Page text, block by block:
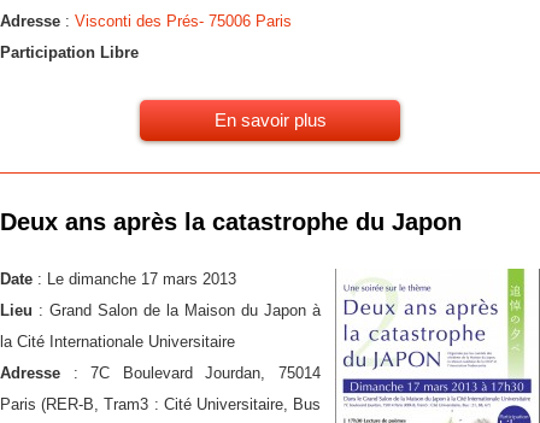
Adresse : Visconti des Prés- 75006 Paris
Participation Libre
En savoir plus
Deux ans après la catastrophe du Japon
Date : Le dimanche 17 mars 2013
Lieu : Grand Salon de la Maison du Japon à
la Cité Internationale Universitaire
Adresse : 7C Boulevard Jourdan, 75014
Paris (RER-B, Tram3 : Cité Universitaire, Bus